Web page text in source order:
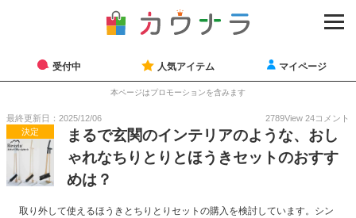
受付中 人気アイテム マイページ
本ページはプロモーションを含みます
最終更新日：2025/12/06 2789View 24コメント
決定
まるで玄関のインテリアのような、おし
ゃれなちりとりとほうきセットのおすす
めは？
取り外して使えるほうきとちりとりセットの購入を検討しています。シン